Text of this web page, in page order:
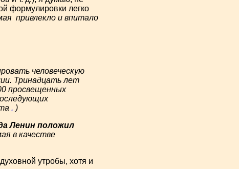
формулировки легко
привлекло и впитало
человеческую
Тринадцать лет
просвещенных
. )
Ленин положил
в качестве
утробы, хотя и